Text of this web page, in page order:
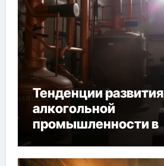
Тенденции развития
алкогольной
промышленности в